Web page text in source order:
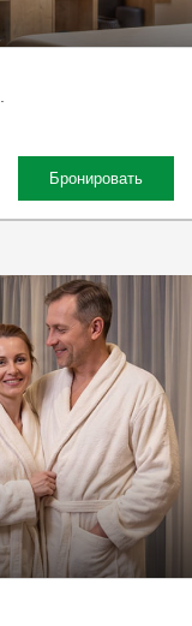
Бронировать